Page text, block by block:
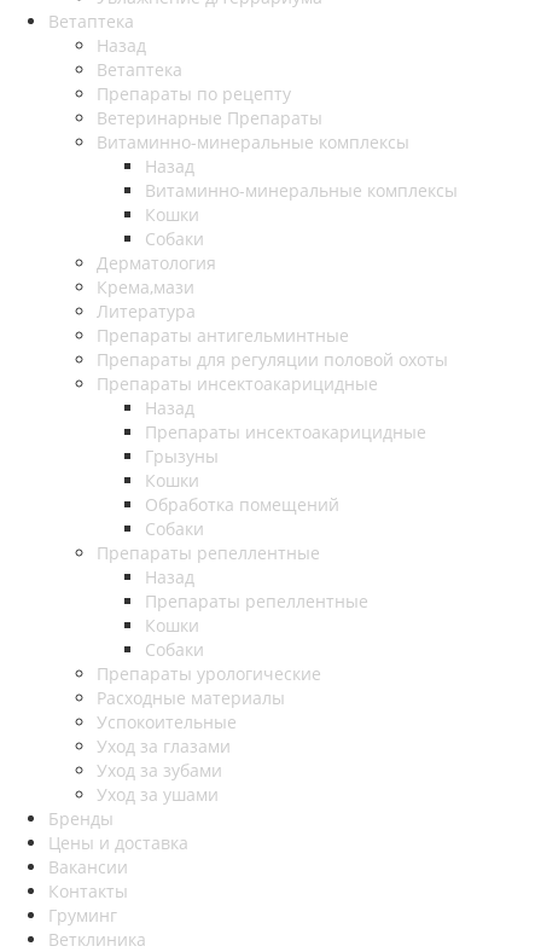
Ветаптека
Назад
Ветаптека
Препараты по рецепту
Ветеринарные Препараты
Витаминно-минеральные комплексы
Назад
Витаминно-минеральные комплексы
Кошки
Собаки
Дерматология
Крема,мази
Литература
Препараты антигельминтные
Препараты для регуляции половой охоты
Препараты инсектоакарицидные
Назад
Препараты инсектоакарицидные
Грызуны
Кошки
Обработка помещений
Собаки
Препараты репеллентные
Назад
Препараты репеллентные
Кошки
Собаки
Препараты урологические
Расходные материалы
Успокоительные
Уход за глазами
Уход за зубами
Уход за ушами
Бренды
Цены и доставка
Вакансии
Контакты
Груминг
Ветклиника